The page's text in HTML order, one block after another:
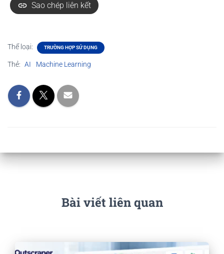
Sao chép liên kết
Thể loại: TRƯỜNG HỢP SỬ DỤNG
Thẻ: AI Machine Learning
Bài viết liên quan